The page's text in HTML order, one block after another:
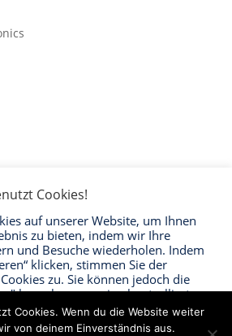
Kontakt
Cookies!
auf unserer Website, um Ihnen
zu bieten, indem wir Ihre
und Besuche wiederholen. Indem
klicken, stimmen Sie der
zu. Sie können jedoch die
besuchen, um eine kontrollierte
Cookies. Wenn du die Website weiter
von deinem Einverständnis aus.